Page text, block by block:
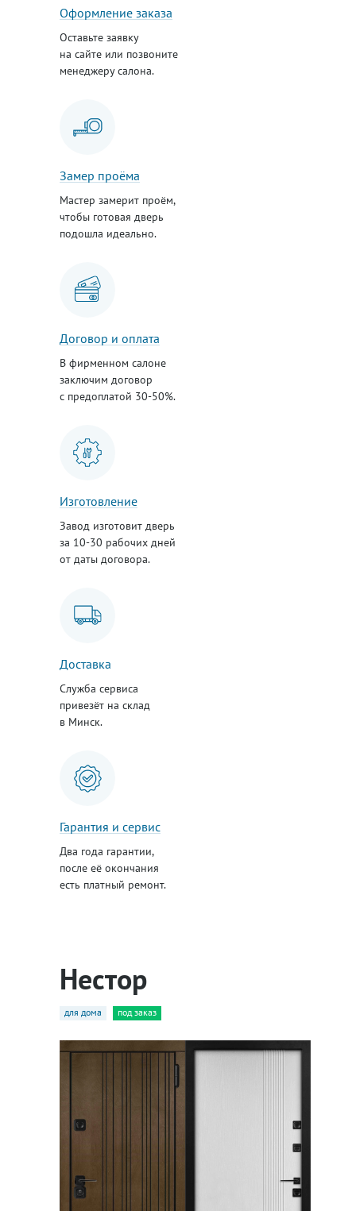
Оформление заказа
Оставьте заявку
на сайте или позвоните
менеджеру салона.
Замер проёма
Мастер замерит проём,
чтобы готовая дверь
подошла идеально.
Договор и оплата
В фирменном салоне
заключим договор
с предоплатой 30-50%.
Изготовление
Завод изготовит дверь
за 10-30 рабочих дней
от даты договора.
Доставка
Служба сервиса
привезёт на склад
в Минск.
Гарантия и сервис
Два года гарантии,
после её окончания
есть платный ремонт.
Нестор
для дома под заказ